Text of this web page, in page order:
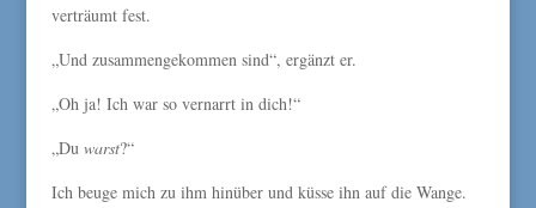
verträumt fest.
„Und zusammengekommen sind“, ergänzt er.
„Oh ja! Ich war so vernarrt in dich!“
„Du warst?“
Ich beuge mich zu ihm hinüber und küsse ihn auf die Wange.